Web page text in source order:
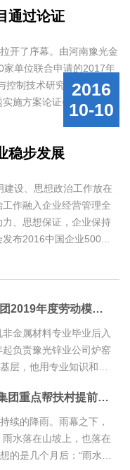
通过论证
开了序幕。由河南豫光金
家单位联合申请的2017年
制技术研究专项”有色冶
施方案论证会成功举
2016
10-10
稳步发展
设、思想政治工作放在
作融入企业经营管理全
、思想保证，企业保持
布2016中国企业500...
· 根植炉窑 奉献豫光——记豫光集团2019年度劳动模范杨长江
金属材料专业毕业后入
负责豫光锌业公司炉窑
层，他用专业知识和认
· 扶贫攻坚播种金色希望——豫光集团重点帮扶村提前全部脱贫
的降雨。雨幕之下，
水落在山坡上，也落在
的是几个月后：“雨水不